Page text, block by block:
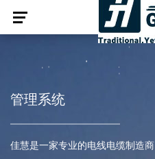
管理系统
佳慧是一家专业的电线电缆制造商